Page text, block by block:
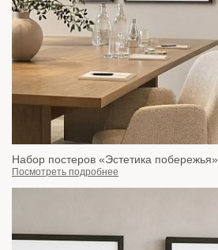
Набор постеров «Эстетика побережья»
Посмотреть подробнее